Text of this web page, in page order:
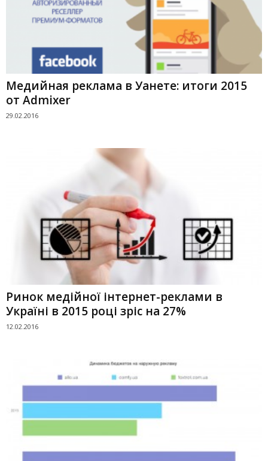
Медийная реклама в Уанете: итоги 2015
от Admixer
29.02.2016
Ринок медійної інтернет-реклами в
Україні в 2015 році зріс на 27%
12.02.2016